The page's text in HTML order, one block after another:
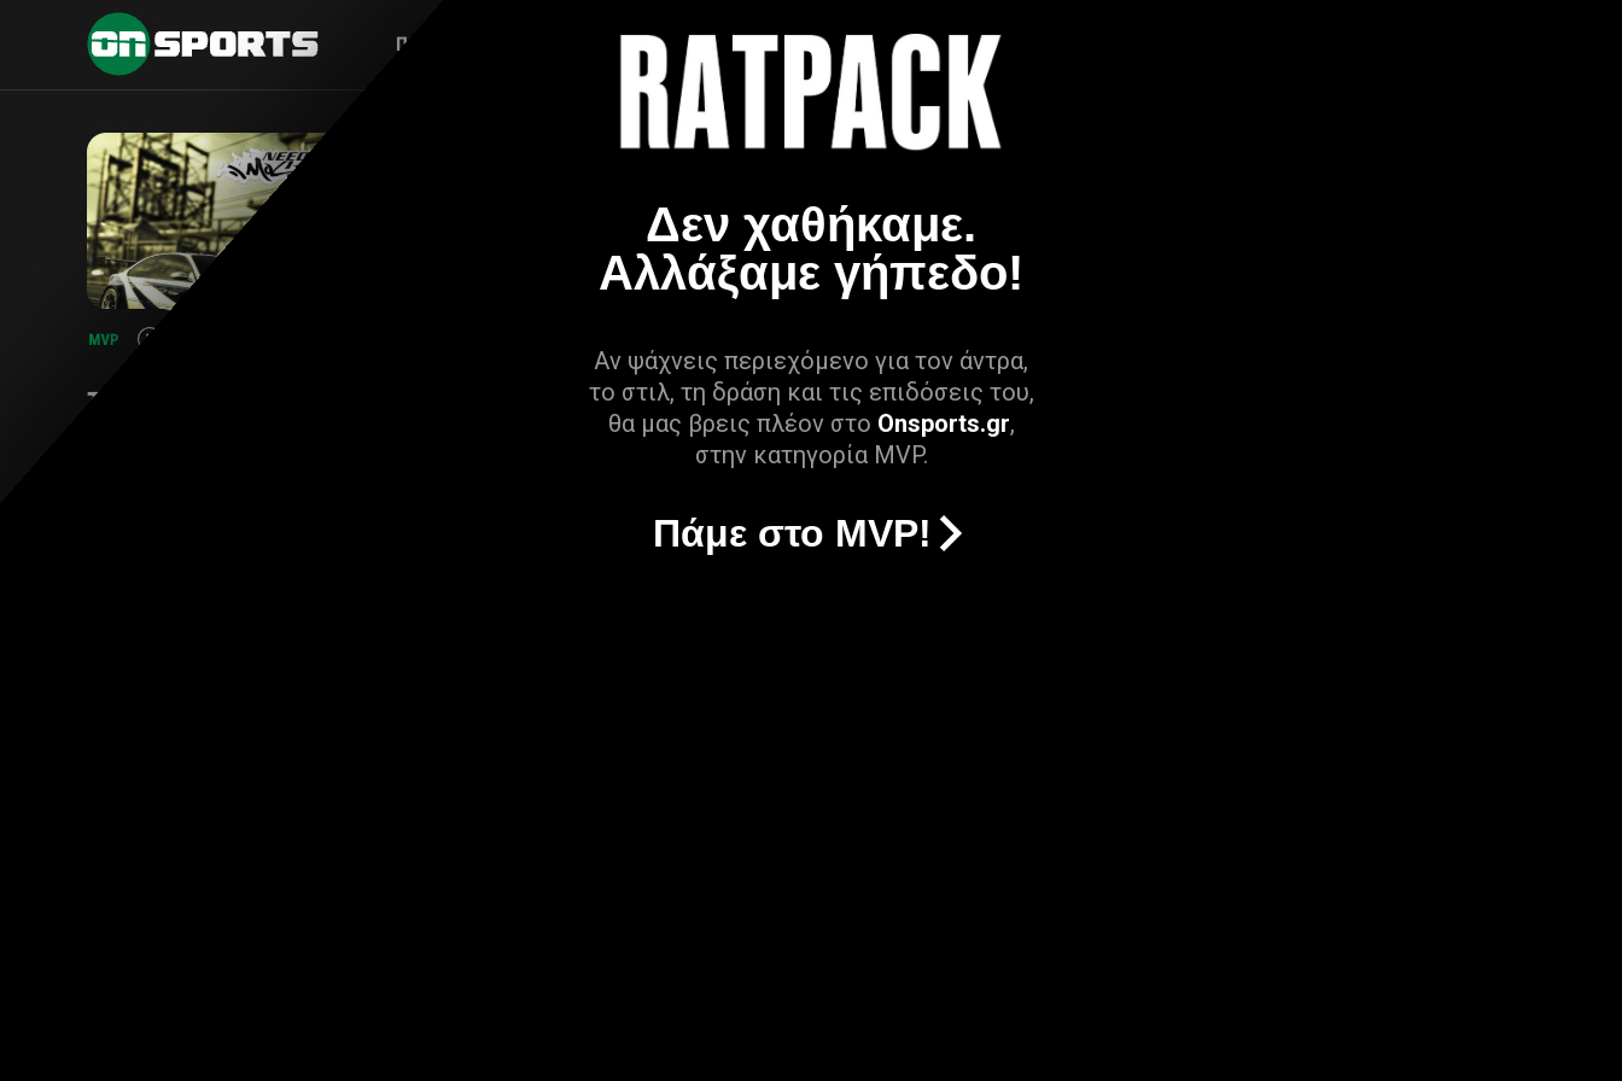
Δεν χαθήκαμε.
Αλλάξαμε γήπεδο!
Αν ψάχνεις περιεχόμενο για τον άντρα,
το στιλ, τη δράση και τις επιδόσεις του,
θα μας βρεις πλέον στο Onsports.gr,
στην κατηγορία MVP.
Πάμε στο MVP!